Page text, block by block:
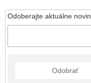
Odoberajte aktuálne
Odobrať